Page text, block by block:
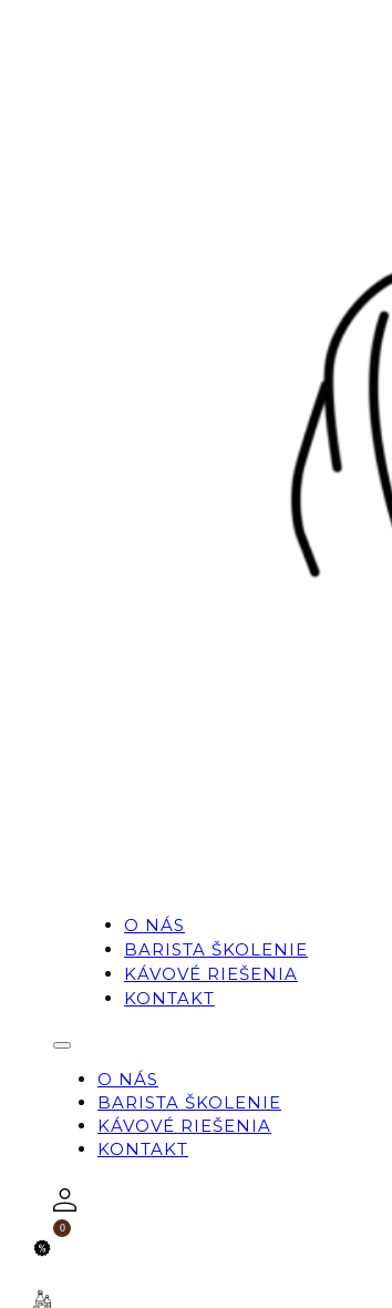
O NÁS
BARISTA ŠKOLENIE
KÁVOVÉ RIEŠENIA
KONTAKT
O NÁS
BARISTA ŠKOLENIE
KÁVOVÉ RIEŠENIA
KONTAKT
0